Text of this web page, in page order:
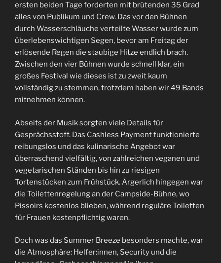
ersten beiden Tage forderten mit brütenden 35 Grad
alles von Publikum und Crew. Das vor den Bühnen
durch Wasserschläuche verteilte Wasser wurde zum
überlebenswichtigen Segen, bevor am Freitag der
erlösende Regen die staubige Hitze endlich brach.
Zwischen den vier Bühnen wurde schnell klar, ein
großes Festival wie dieses ist zu zweit kaum
vollständig zu stemmen, trotzdem haben wir 49 Bands
mitnehmen können.
Abseits der Musik sorgten viele Details für
Gesprächsstoff. Das Cashless Payment funktionierte
reibungslos und das kulinarische Angebot war
überraschend vielfältig, von zahlreichen veganen und
vegetarischen Ständen bis hin zu riesigen
Tortenstücken zum Frühstück. Ärgerlich hingegen war
die Toilettenregelung an der Campside-Bühne, wo
Pissoirs kostenlos blieben, während reguläre Toiletten
für Frauen kostenpflichtig waren.
Doch was das Summer Breeze besonders machte, war
die Atmosphäre: Helfer:innen, Security und die